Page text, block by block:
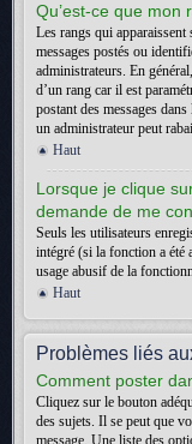
Qu’est-ce que mon
Les rangs qui
messages postés ou
administrateurs. En
d’un rang car il est
postant des messages
un administrateur peut
Haut
Lorsque je clique
demande de me
Seuls les utilisateurs
intégré (si la fonction a été
usage abusif de la
Haut
Problèmes liés
Comment poster
Cliquez sur le bouton
des sujets. Il se peut que
message. Une liste des